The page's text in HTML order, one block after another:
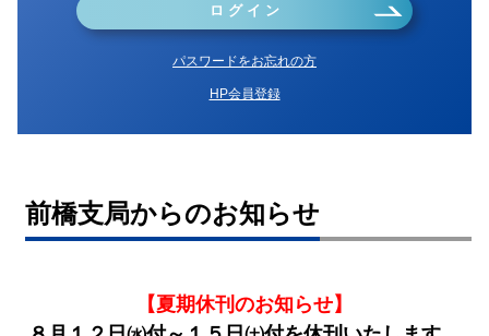
ロ グ イ ン
パスワードをお忘れの方
HP会員登録
前橋支局からのお知らせ
【夏期休刊のお知らせ】